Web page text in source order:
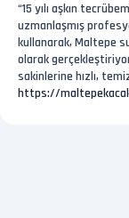
“15 yılı aşkın
uzmanlaşmış
kullanarak, Maltepe
olarak
sakinlerine hızlı,
https://